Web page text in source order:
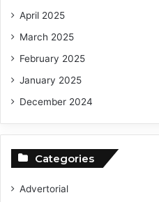
April 2025
March 2025
February 2025
January 2025
December 2024
Categories
Advertorial